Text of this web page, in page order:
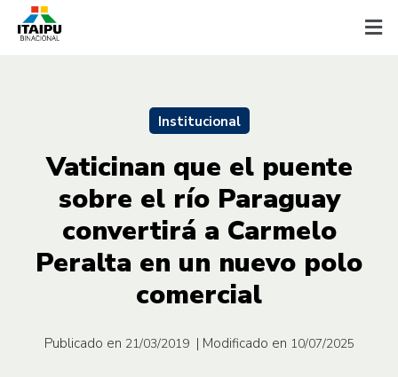
Institucional
Vaticinan que el puente
sobre el río Paraguay
convertirá a Carmelo
Peralta en un nuevo polo
comercial
Publicado en 21/03/2019 | Modificado en 10/07/2025